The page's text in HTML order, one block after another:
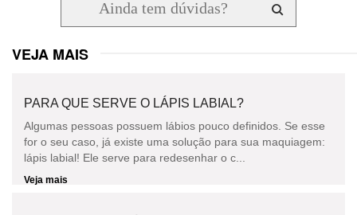
VEJA MAIS
PARA QUE SERVE O LÁPIS LABIAL?
Algumas pessoas possuem lábios pouco definidos. Se esse
for o seu caso, já existe uma solução para sua maquiagem:
lápis labial! Ele serve para redesenhar o c...
Veja mais